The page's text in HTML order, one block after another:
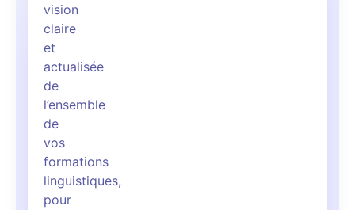
vision
claire
et
actualisée
de
l’ensemble
de
vos
formations
linguistiques,
pour